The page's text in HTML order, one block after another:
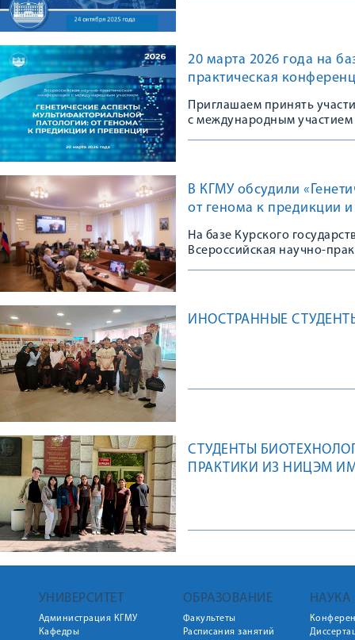
20 марта 2026 года на
практическая
Приглашаем принять
с международным участием
В КГМУ обсудили
от генома к предикции
На базе Курского
Всероссийская научно-
ИНОСТРАННЫЕ
СТУДЕНТЫ
ПРАКТИКИ ИЗ НИЦЭМ
УНИВЕРСИТЕТ
Администрация КГМУ
Кафедры
ОБРАЗОВАНИЕ
Факультеты
Расписания занятий
НАУКА